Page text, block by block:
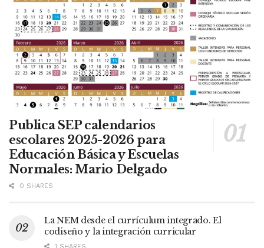
Publica SEP calendarios
escolares 2025-2026 para
Educación Básica y Escuelas
Normales: Mario Delgado
0 SHARES
La NEM desde el currículum integrado. El
codiseño y la integración curricular